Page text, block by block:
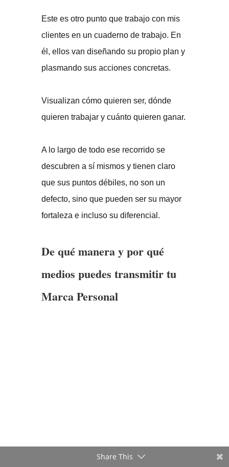
Este es otro punto que trabajo con mis
clientes en un cuaderno de trabajo. En
él, ellos van diseñando su propio plan y
plasmando sus acciones concretas.
Visualizan cómo quieren ser, dónde
quieren trabajar y cuánto quieren ganar.
A lo largo de todo ese recorrido se
descubren a sí mismos y tienen claro
que sus puntos débiles, no son un
defecto, sino que pueden ser su mayor
fortaleza e incluso su diferencial.
De qué manera y por qué
medios puedes transmitir tu
Marca Personal
Share This